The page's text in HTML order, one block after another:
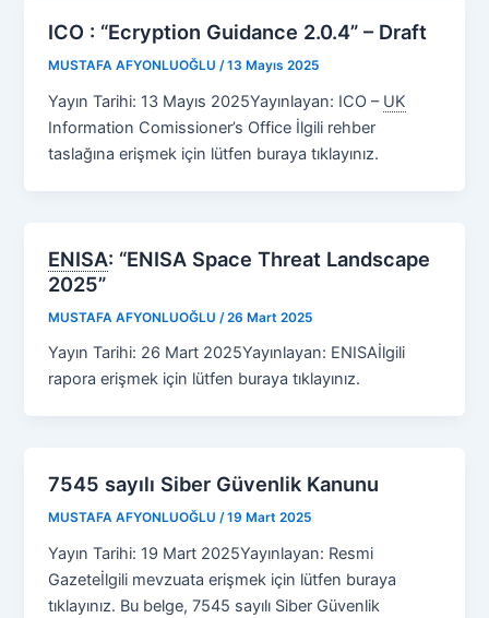
ICO : “Ecryption Guidance 2.0.4” – Draft
MUSTAFA AFYONLUOĞLU /13 Mayıs 2025
Yayın Tarihi: 13 Mayıs 2025Yayınlayan: ICO – UK
Information Comissioner’s Office İlgili rehber
taslağına erişmek için lütfen buraya tıklayınız.
ENISA: “ENISA Space Threat Landscape
2025”
MUSTAFA AFYONLUOĞLU /26 Mart 2025
Yayın Tarihi: 26 Mart 2025Yayınlayan: ENISAİlgili
rapora erişmek için lütfen buraya tıklayınız.
7545 sayılı Siber Güvenlik Kanunu
MUSTAFA AFYONLUOĞLU/19 Mart 2025
Yayın Tarihi: 19 Mart 2025Yayınlayan: Resmi
Gazeteİlgili mevzuata erişmek için lütfen buraya
tıklayınız. Bu belge, 7545 sayılı Siber Güvenlik